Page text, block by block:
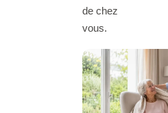
de chez
vous.